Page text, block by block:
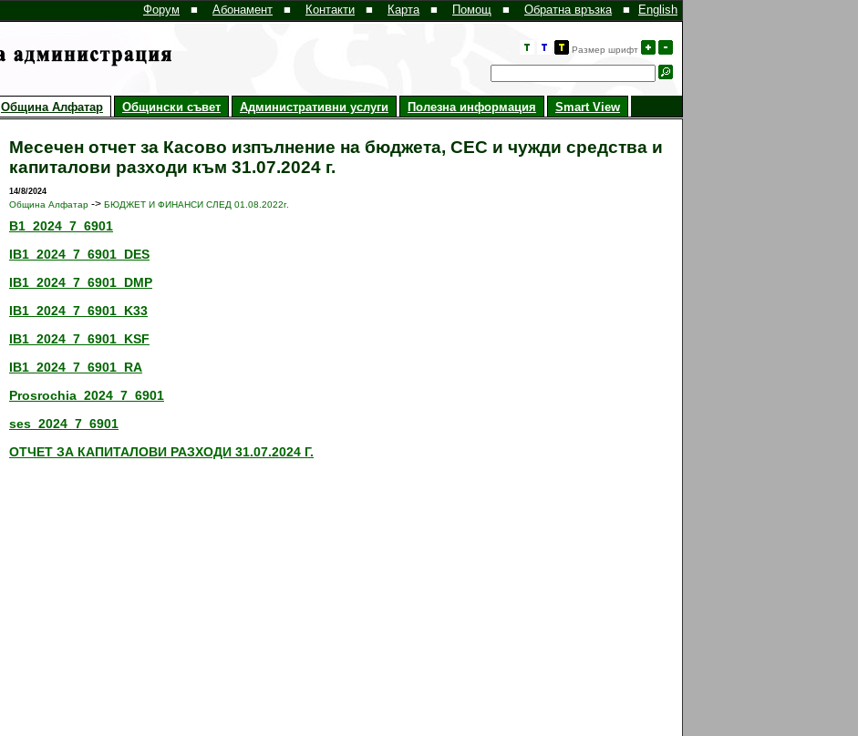
English
Форум ■ Абонамент ■ Контакти ■ Карта ■ Помощ ■ Обратна връзка ■
Размер шрифт
Община Алфатар Общински съвет Административни услуги Полезна информация Smart View
Месечен отчет за Касово изпълнение на бюджета, СЕС и чужди средства и
капиталови разходи към 31.07.2024 г.
14/8/2024
Община Алфатар -> БЮДЖЕТ И ФИНАНСИ СЛЕД 01.08.2022г.
B1_2024_7_6901
IB1_2024_7_6901_DES
IB1_2024_7_6901_DMP
IB1_2024_7_6901_K33
IB1_2024_7_6901_KSF
IB1_2024_7_6901_RA
Prosrochia_2024_7_6901
ses_2024_7_6901
ОТЧЕТ ЗА КАПИТАЛОВИ РАЗХОДИ 31.07.2024 Г.